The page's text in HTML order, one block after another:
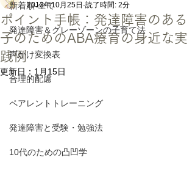
新着順-全て
発達障害＆グレーゾーンの子育て法
声かけ変換表
合理的配慮
ペアレントトレーニング
発達障害と受験・勉強法
10代のための凸凹学
ポイント手帳：発達障害のある
子のためのABA療育の身近な実
践例
2013年10月25日 読了時間: 2分
更新日： 1月15日